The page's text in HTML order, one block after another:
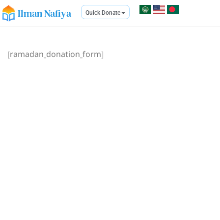
Ilman Nafiya Quick Donate
[ramadan_donation_form]